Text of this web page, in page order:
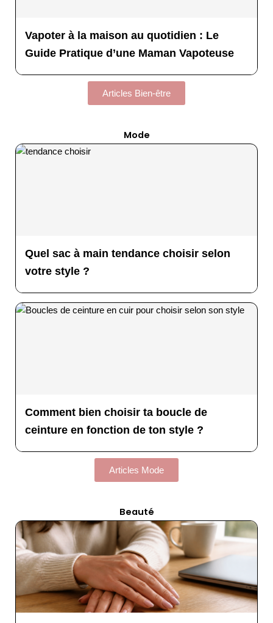
Vapoter à la maison au quotidien : Le
Guide Pratique d’une Maman Vapoteuse
Articles Bien-être
Mode
Quel sac à main tendance choisir selon
votre style ?
Comment bien choisir ta boucle de
ceinture en fonction de ton style ?
Articles Mode
Beauté